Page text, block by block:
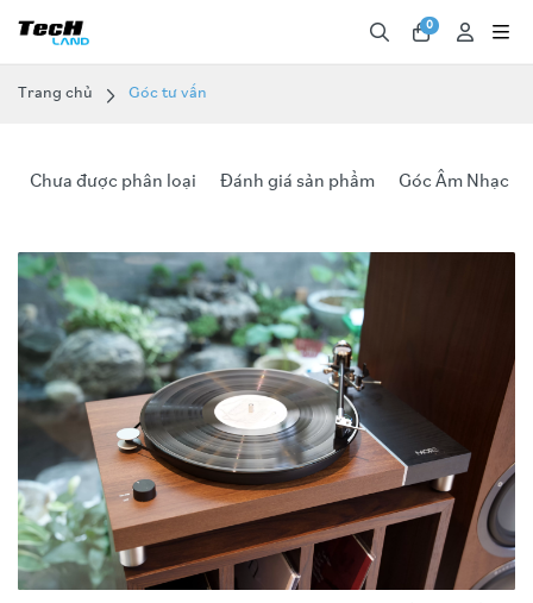
0
Trang chủ Góc tư vấn
Chưa được phân loại Đánh giá sản phẩm Góc Âm Nhạc